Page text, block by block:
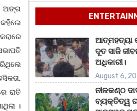
ଅଙ୍ଗ
ରାତି
।
ଆତ୍ମହତ୍ୟା
ଦୂତ ସାଜି
ଅଧିକାରୀ।
August 6,
ନୀଳକଣ୍ଠ
ବ୍ୟକ୍ତିତ୍ୱ ର